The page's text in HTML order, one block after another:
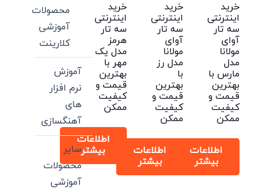
خرید
اینترنتی
سه تار
آوای
مولانا
مدل
مارس با
بهترین
قیمت و
کیفیت
ممکن
اطلاعات
بیشتر
خرید
اینترنتی
سه تار
آوای
مولانا
مدل رز
با
بهترین
قیمت و
کیفیت
ممکن
اطلاعات
بیشتر
خرید
اینترنتی
سه تار
هرمز
مدل یک
مهر با
بهترین
قیمت و
کیفیت
ممکن
اطلاعات
بیشتر
محصولات
آموزشی
کلارینت
آموزش
نرم افزار
های
آهنگسازی
سایر
محصولات
آموزشی